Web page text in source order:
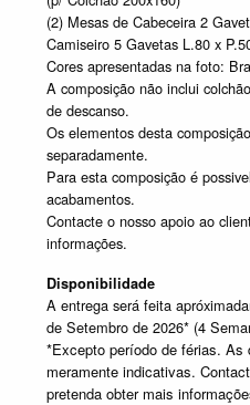
(2) Mesas de Cabeceira 2
Camiseiro 5 Gavetas L.80 x
Cores apresentadas na foto:
A composição não inclui
de descanso.
Os elementos desta
separadamente.
Para esta composição é
acabamentos.
Contacte o nosso apoio ao
informações.
Disponibilidade
A entrega será feita
de Setembro de 2026* (4
*Excepto período de férias. As
meramente indicativas.
pretenda obter mais